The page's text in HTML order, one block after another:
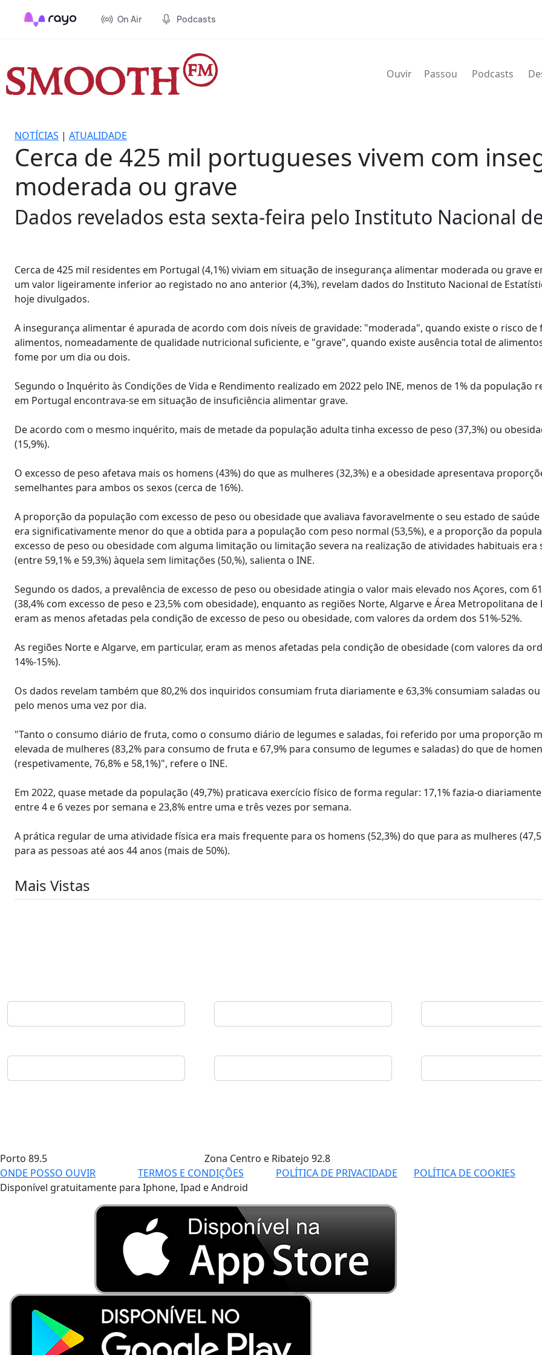
On Air Podcasts
Ouvir Passou Podcasts
NOTÍCIAS | ATUALIDADE
Cerca de 425 mil portugueses vivem com
moderada ou grave
Dados revelados esta sexta-feira pelo Instituto Nacional
Cerca de 425 mil residentes em Portugal (4,1%) viviam em situação de insegurança alimentar moderada ou grave
um valor ligeiramente inferior ao registado no ano anterior (4,3%), revelam dados do Instituto Nacional de
hoje divulgados.
A insegurança alimentar é apurada de acordo com dois níveis de gravidade: "moderada", quando existe o risco de
alimentos, nomeadamente de qualidade nutricional suficiente, e "grave", quando existe ausência total de
fome por um dia ou dois.
Segundo o Inquérito às Condições de Vida e Rendimento realizado em 2022 pelo INE, menos de 1% da população
em Portugal encontrava-se em situação de insuficiência alimentar grave.
De acordo com o mesmo inquérito, mais de metade da população adulta tinha excesso de peso (37,3%) ou
(15,9%).
O excesso de peso afetava mais os homens (43%) do que as mulheres (32,3%) e a obesidade apresentava
semelhantes para ambos os sexos (cerca de 16%).
A proporção da população com excesso de peso ou obesidade que avaliava favoravelmente o seu estado de saúde
era significativamente menor do que a obtida para a população com peso normal (53,5%), e a proporção da
excesso de peso ou obesidade com alguma limitação ou limitação severa na realização de atividades habituais
(entre 59,1% e 59,3%) àquela sem limitações (50,%), salienta o INE.
Segundo os dados, a prevalência de excesso de peso ou obesidade atingia o valor mais elevado nos Açores, com
(38,4% com excesso de peso e 23,5% com obesidade), enquanto as regiões Norte, Algarve e Área Metropolitana de
eram as menos afetadas pela condição de excesso de peso ou obesidade, com valores da ordem dos 51%-52%.
As regiões Norte e Algarve, em particular, eram as menos afetadas pela condição de obesidade (com valores da
14%-15%).
Os dados revelam também que 80,2% dos inquiridos consumiam fruta diariamente e 63,3% consumiam saladas
pelo menos uma vez por dia.
"Tanto o consumo diário de fruta, como o consumo diário de legumes e saladas, foi referido por uma proporção
elevada de mulheres (83,2% para consumo de fruta e 67,9% para consumo de legumes e saladas) do que de
(respetivamente, 76,8% e 58,1%)", refere o INE.
Em 2022, quase metade da população (49,7%) praticava exercício físico de forma regular: 17,1% fazia-o
entre 4 e 6 vezes por semana e 23,8% entre uma e três vezes por semana.
A prática regular de uma atividade física era mais frequente para os homens (52,3%) do que para as mulheres
para as pessoas até aos 44 anos (mais de 50%).
Mais Vistas
Porto 89.5 Zona Centro e Ribatejo 92.8
ONDE POSSO OUVIR
TERMOS E CONDIÇÕES POLÍTICA DE PRIVACIDADE
POLÍTICA DE COOKIES
Disponível gratuitamente para Iphone, Ipad e Android